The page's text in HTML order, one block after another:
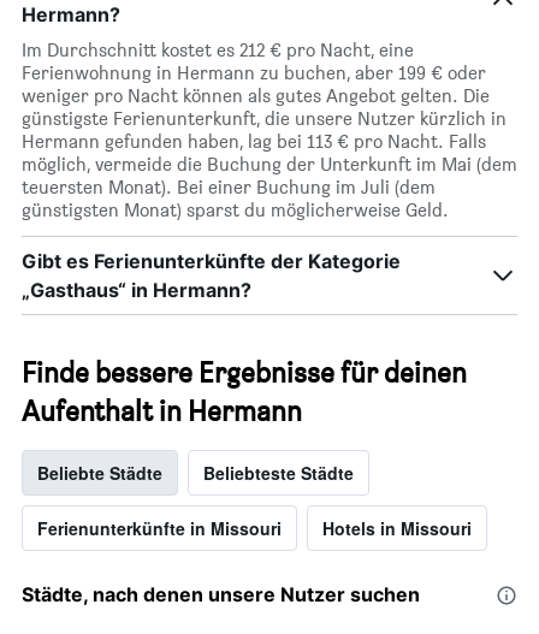
Hermann?
Im Durchschnitt kostet es 212 € pro Nacht, eine
Ferienwohnung in Hermann zu buchen, aber 199 € oder
weniger pro Nacht können als gutes Angebot gelten. Die
günstigste Ferienunterkunft, die unsere Nutzer kürzlich in
Hermann gefunden haben, lag bei 113 € pro Nacht. Falls
möglich, vermeide die Buchung der Unterkunft im Mai (dem
teuersten Monat). Bei einer Buchung im Juli (dem
günstigsten Monat) sparst du möglicherweise Geld.
Gibt es Ferienunterkünfte der Kategorie
„Gasthaus“ in Hermann?
Finde bessere Ergebnisse für deinen
Aufenthalt in Hermann
Beliebte Städte Beliebteste Städte
Ferienunterkünfte in Missouri Hotels in Missouri
Städte, nach denen unsere Nutzer suchen